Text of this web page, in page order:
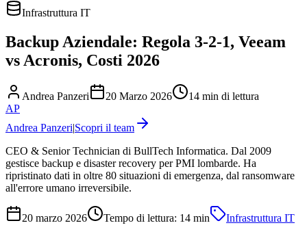
Infrastruttura IT
Backup Aziendale: Regola 3-2-1, Veeam
vs Acronis, Costi 2026
Andrea Panzeri 20 Marzo 2026
14 min di lettura
AP
Andrea Panzeri|Scopri il team
CEO & Senior Technician di BullTech Informatica. Dal 2009
gestisce backup e disaster recovery per PMI lombarde. Ha
ripristinato dati in oltre 80 situazioni di emergenza, dal ransomware
all'errore umano irreversibile.
20 marzo 2026 Tempo di lettura: 14 min
Infrastruttura IT